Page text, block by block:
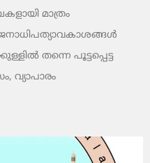
മാത്രം
തന്നെ പൂട്ടപ്പെട്ട
വ്യാപാരം